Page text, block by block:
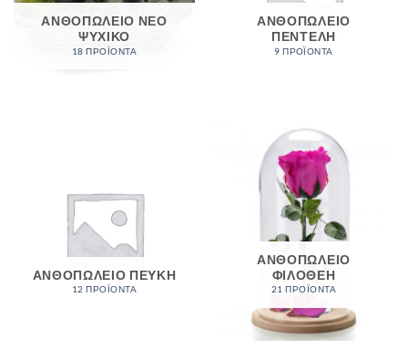
ΑΝΘΟΠΩΛΕΙΟ ΝΕΟ
ΨΥΧΙΚΟ
18 ΠΡΟΪΌΝΤΑ
ΑΝΘΟΠΩΛΕΙΟ
ΠΕΝΤΕΛΗ
9 ΠΡΟΪΌΝΤΑ
ΑΝΘΟΠΩΛΕΙΟ ΠΕΥΚΗ
12 ΠΡΟΪΌΝΤΑ
ΑΝΘΟΠΩΛΕΙΟ
ΦΙΛΟΘΕΗ
21 ΠΡΟΪΌΝΤΑ